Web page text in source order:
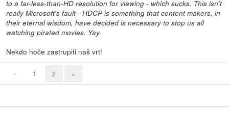
to a far-less-than-HD resolution for viewing - which sucks. This isn't
really Microsoft's fault - HDCP is something that content makers, in
their eternal wisdom, have decided is necessary to stop us all
watching pirated movies. Yay.
Nekdo hoče zastrupiti naš vrt!
« 1 2 »